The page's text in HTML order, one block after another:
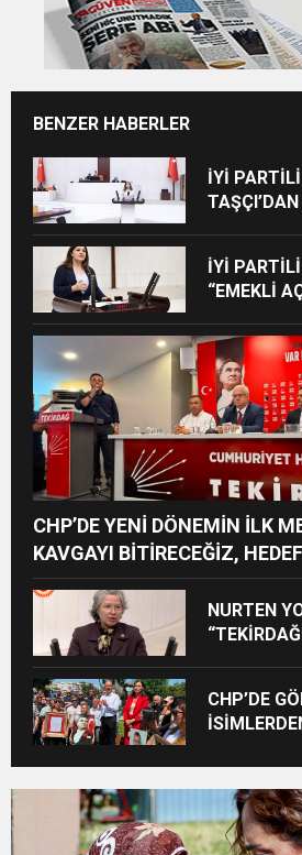
BENZER HABERLER
İYİ
İYİ
“EMEKLİ
CHP’DE YENİ DÖNEMİN İLK
KAVGAYI BİTİRECEĞİZ,
NURTEN
CHP’DE